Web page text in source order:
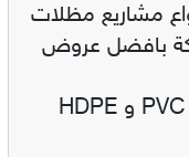
مشاريع مظلات
بافضل عروض
مشاريع مظلات سيارات PVDF و PVC و HDPE